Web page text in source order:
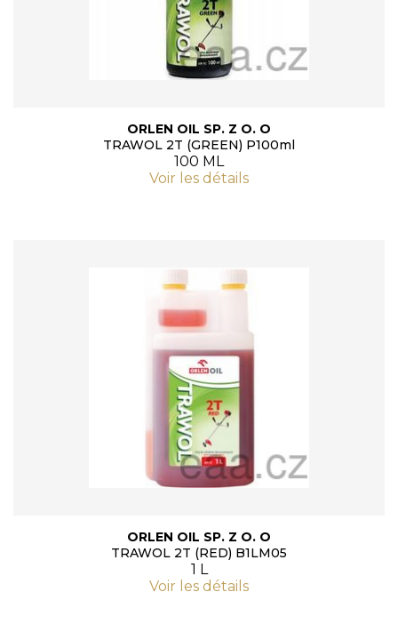
ORLEN OIL SP. Z O. O
TRAWOL 2T (GREEN) P100ml
100 ML
Voir les détails
ORLEN OIL SP. Z O. O
TRAWOL 2T (RED) B1LM05
1 L
Voir les détails